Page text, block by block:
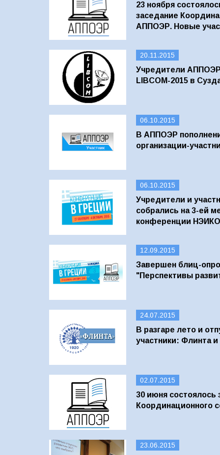
23 ноября
заседание
АППОЭР. Новые
20.11.2015
Учредители
LIBCOM-2015 в
06.10.2015
В АППОЭР
организации-
06.10.2015
Учредители и
собрались на 3-ей
конференции
12.09.2015
Завершен блиц-
"Перспективы
24.07.2015
В разгаре лето и
участники: Флинта и
02.07.2015
30 июня состоялось
Координационного
23.06.2015